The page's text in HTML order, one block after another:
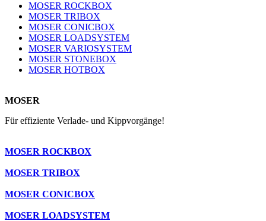
MOSER ROCKBOX
MOSER TRIBOX
MOSER CONICBOX
MOSER LOADSYSTEM
MOSER VARIOSYSTEM
MOSER STONEBOX
MOSER HOTBOX
MOSER
Für effiziente Verlade- und Kippvorgänge!
MOSER ROCKBOX
MOSER TRIBOX
MOSER CONICBOX
MOSER LOADSYSTEM